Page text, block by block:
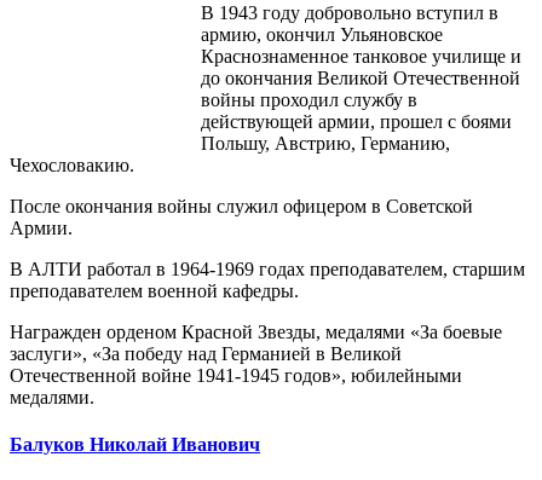
В 1943 году добровольно вступил в
армию, окончил Ульяновское
Краснознаменное танковое училище и
до окончания Великой Отечественной
войны проходил службу в
действующей армии, прошел с боями
Польшу, Австрию, Германию,
Чехословакию.
После окончания войны служил офицером в Советской
Армии.
В АЛТИ работал в 1964-1969 годах преподавателем, старшим
преподавателем военной кафедры.
Награжден орденом Красной Звезды, медалями «За боевые
заслуги», «За победу над Германией в Великой
Отечественной войне 1941-1945 годов», юбилейными
медалями.
Балуков Николай Иванович